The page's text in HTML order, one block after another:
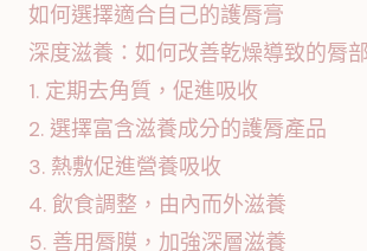
如何選擇適合自己的護脣膏
深度滋養：如何改善乾燥導致的脣
1. 定期去角質，促進吸收
2. 選擇富含滋養成分的護脣產品
3. 熱敷促進營養吸收
4. 飲食調整，由內而外滋養
5. 善用脣膜，加強深層滋養